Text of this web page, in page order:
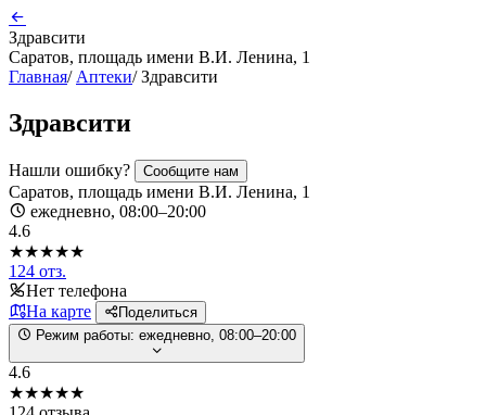
Здравсити
Саратов, площадь имени В.И. Ленина, 1
Главная/ Аптеки/ Здравсити
Здравсити
Нашли ошибку? Сообщите нам
Саратов, площадь имени В.И. Ленина, 1
ежедневно, 08:00–20:00
4.6
★★★★★
124 отз.
Нет телефона
На карте
Поделиться
Режим работы: ежедневно, 08:00–20:00
4.6
★★★★★